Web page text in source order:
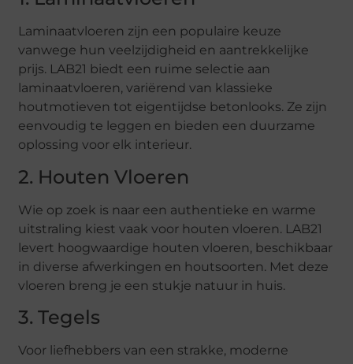
Laminaatvloeren zijn een populaire keuze
vanwege hun veelzijdigheid en aantrekkelijke
prijs. LAB21 biedt een ruime selectie aan
laminaatvloeren, variërend van klassieke
houtmotieven tot eigentijdse betonlooks. Ze zijn
eenvoudig te leggen en bieden een duurzame
oplossing voor elk interieur.
2. Houten Vloeren
Wie op zoek is naar een authentieke en warme
uitstraling kiest vaak voor houten vloeren. LAB21
levert hoogwaardige houten vloeren, beschikbaar
in diverse afwerkingen en houtsoorten. Met deze
vloeren breng je een stukje natuur in huis.
3. Tegels
Voor liefhebbers van een strakke, moderne